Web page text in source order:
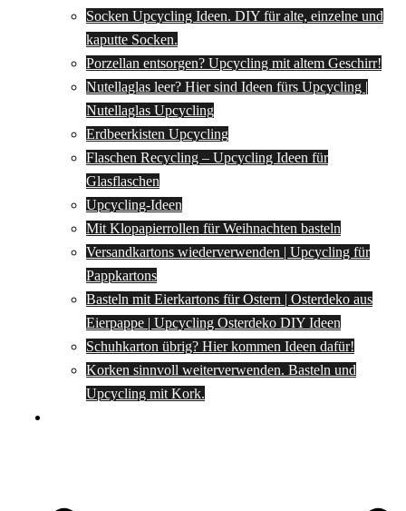
Socken Upcycling Ideen. DIY für alte, einzelne und
kaputte Socken.
Porzellan entsorgen? Upcycling mit altem Geschirr!
Nutellaglas leer? Hier sind Ideen fürs Upcycling |
Nutellaglas Upcycling
Erdbeerkisten Upcycling
Flaschen Recycling – Upcycling Ideen für
Glasflaschen
Upcycling-Ideen
Mit Klopapierrollen für Weihnachten basteln
Versandkartons wiederverwenden | Upcycling für
Pappkartons
Basteln mit Eierkartons für Ostern | Osterdeko aus
Eierpappe | Upcycling Osterdeko DIY Ideen
Schuhkarton übrig? Hier kommen Ideen dafür!
Korken sinnvoll weiterverwenden. Basteln und
Upcycling mit Kork.